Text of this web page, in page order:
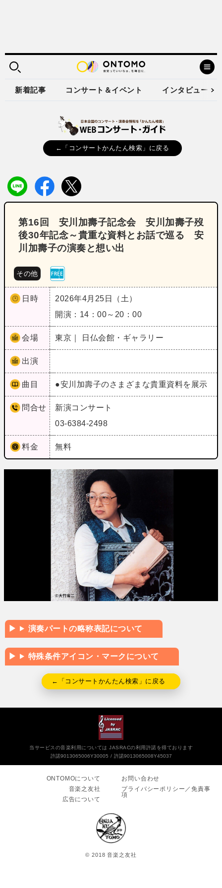
新着記事 コンサート＆イベント インタビュー
←「コンサートかんたん検索」に戻る
第16回 安川加壽子記念会 安川加壽子歿
後30年記念～貴重な資料とお話で巡る 安
川加壽子の演奏と想い出
その他
日時
2026年4月25日（土）
開演：14：00～20：00
会場 東京｜ 日仏会館・ギャラリー
出演
曲目 ●安川加壽子のさまざまな貴重資料を展示
問合せ
新演コンサート
03-6384-2498
料金 無料
演奏パートの略称表記について
特殊条件アイコン・マークについて
←「コンサートかんたん検索」に戻る
当サービスの音楽利用については JASRACの利用許諾を得ております
許諾9013065006Y30005
許諾9013065008Y45037
ONTOMOについて
音楽之友社
広告について
お問い合わせ
プライバシーポリシー／免責事
項
© 2018 音楽之友社